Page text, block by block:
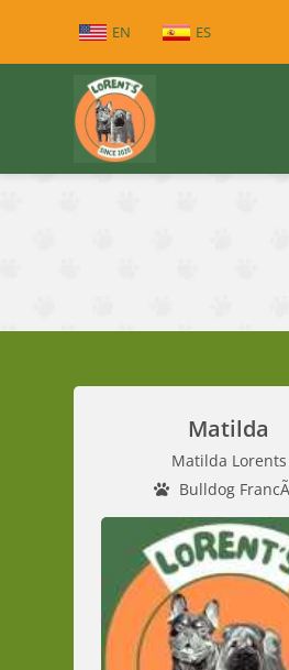
EN ES
Matilda
Matilda Lorents
Bulldog